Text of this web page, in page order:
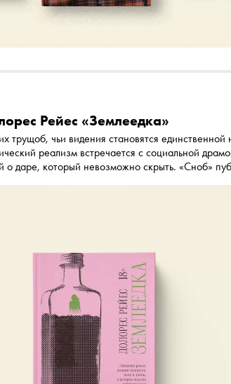
Рейес «Землеедка»
трущоб, чьи видения становятся единственной
реализм встречается с социальной
о даре, который невозможно скрыть. «Сноб»